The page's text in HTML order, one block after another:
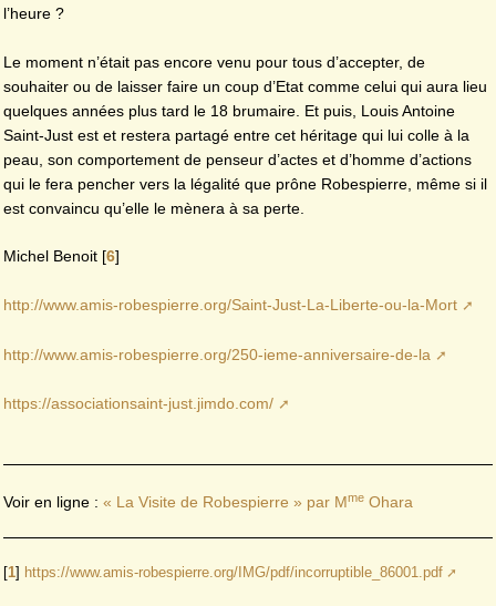
l’heure ?
Le moment n’était pas encore venu pour tous d’accepter, de
souhaiter ou de laisser faire un coup d’Etat comme celui qui aura lieu
quelques années plus tard le 18 brumaire. Et puis, Louis Antoine
Saint-Just est et restera partagé entre cet héritage qui lui colle à la
peau, son comportement de penseur d’actes et d’homme d’actions
qui le fera pencher vers la légalité que prône Robespierre, même si il
est convaincu qu’elle le mènera à sa perte.
Michel Benoit [6]
http://www.amis-robespierre.org/Saint-Just-La-Liberte-ou-la-Mort
http://www.amis-robespierre.org/250-ieme-anniversaire-de-la
https://associationsaint-just.jimdo.com/
Voir en ligne : « La Visite de Robespierre » par Mme Ohara
[1] https://www.amis-robespierre.org/IMG/pdf/incorruptible_86001.pdf